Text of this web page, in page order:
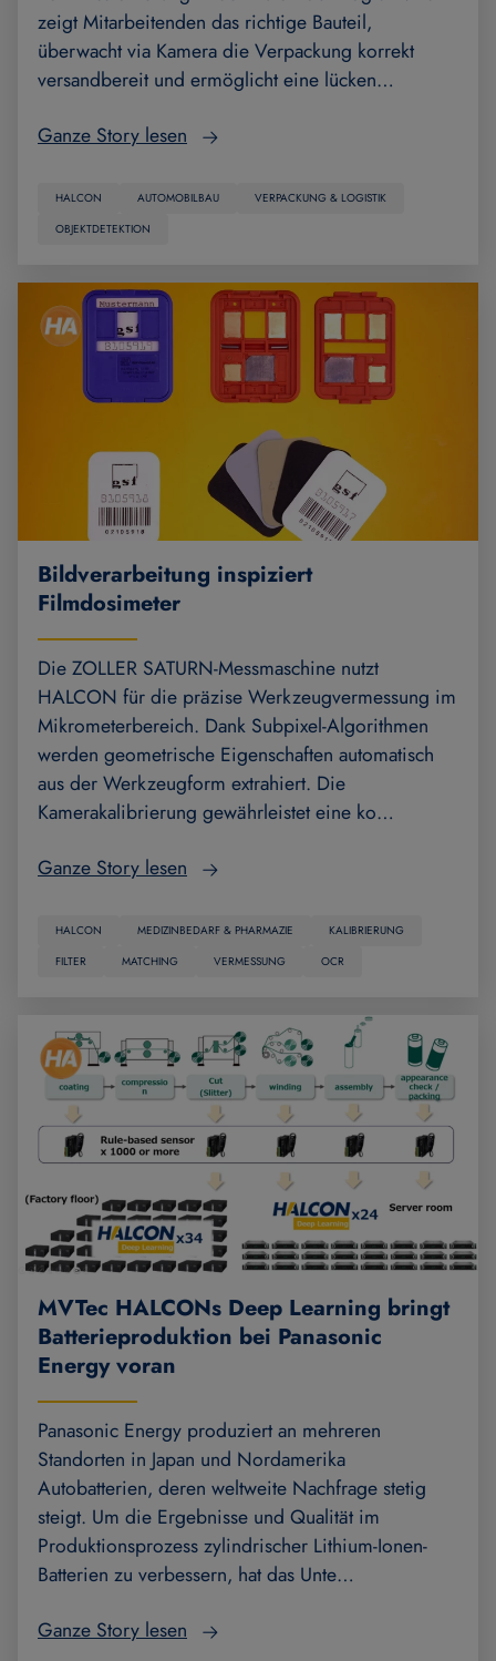
zeigt Mitarbeitenden das richtige Bauteil,
überwacht via Kamera die Verpackung korrekt
versandbereit und ermöglicht eine lücken…
Ganze Story lesen
HALCON AUTOMOBILBAU
VERPACKUNG & LOGISTIK
OBJEKTDETEKTION
Bildverarbeitung inspiziert
Filmdosimeter
Die ZOLLER SATURN-Messmaschine nutzt
HALCON für die präzise Werkzeugvermessung im
Mikrometerbereich. Dank Subpixel-Algorithmen
werden geometrische Eigenschaften automatisch
aus der Werkzeugform extrahiert. Die
Kamerakalibrierung gewährleistet eine ko…
Ganze Story lesen
HALCON MEDIZINBEDARF & PHARMAZIE
KALIBRIERUNG
FILTER
MATCHING VERMESSUNG OCR
MVTec HALCONs Deep Learning bringt
Batterieproduktion bei Panasonic
Energy voran
Panasonic Energy produziert an mehreren
Standorten in Japan und Nordamerika
Autobatterien, deren weltweite Nachfrage stetig
steigt. Um die Ergebnisse und Qualität im
Produktionsprozess zylindrischer Lithium-Ionen-
Batterien zu verbessern, hat das Unte…
Ganze Story lesen